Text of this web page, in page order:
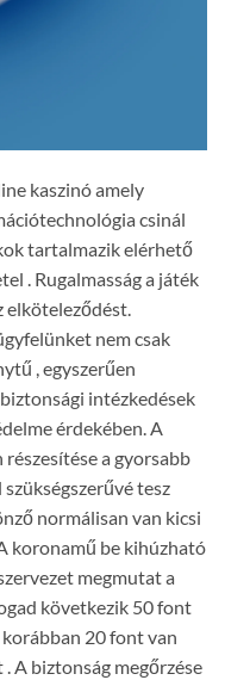
kaszinó amely
csinál
tartalmazik elérhető
. Rugalmasság a játék
elköteleződést.
nem csak
, egyszerűen
intézkedések
érdekében. A
a gyorsabb
tesz
normálisan van kicsi
koronamű be kihúzható
megmutat a
következik 50 font
20 font van
A biztonság megőrzése